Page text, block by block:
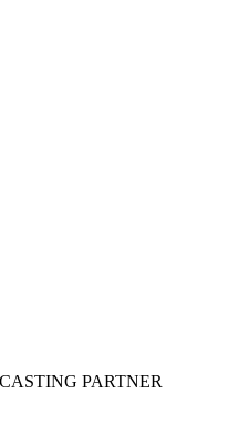
PARTNER